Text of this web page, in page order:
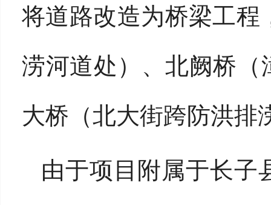
将道路改造为桥梁工程
涝河道处）、北阙桥
大桥（北大街跨防洪排
由于项目附属于长子